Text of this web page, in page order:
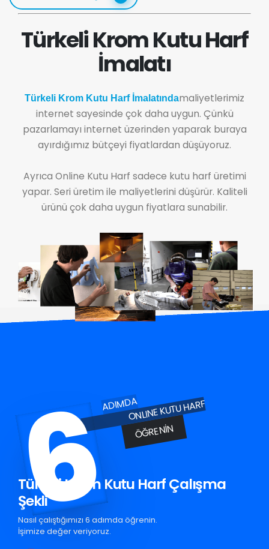
Türkeli Krom Kutu Harf
İmalatı
Türkeli Krom Kutu Harf İmalatındamaliyetlerimiz
internet sayesinde çok daha uygun. Çünkü
pazarlamayı internet üzerinden yaparak buraya
ayırdığımız bütçeyi fiyatlardan düşüyoruz.
Ayrıca Online Kutu Harf sadece kutu harf üretimi
yapar. Seri üretim ile maliyetlerini düşürür. Kaliteli
ürünü çok daha uygun fiyatlara sunabilir.
6ADIMDAONLINE KUTU HARF
ÖĞRENIN
Türkeli Krom Kutu Harf Çalışma
Şekli
Nasıl çalıştığımızı 6 adımda öğrenin.
İşimize değer veriyoruz.